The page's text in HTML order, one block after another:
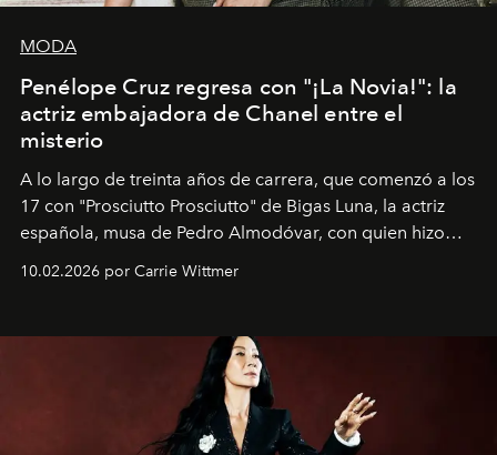
MODA
Penélope Cruz regresa con "¡La Novia!": la
actriz embajadora de Chanel entre el
misterio
A lo largo de treinta años de carrera, que comenzó a los
17 con "Prosciutto Prosciutto" de Bigas Luna, la actriz
española, musa de Pedro Almodóvar, con quien hizo
Barcelona", ha dividido su tiempo entre Europa y
dirigida por Maggie Gyllenhaal.
10.02.2026 por Carrie Wittmer